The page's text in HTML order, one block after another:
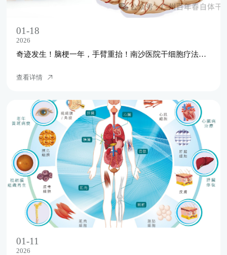
01-18
2026
奇迹发生！脑梗一年，手臂重抬！南沙医院干细胞疗法改写脑梗命运
查看详情
01-11
2026